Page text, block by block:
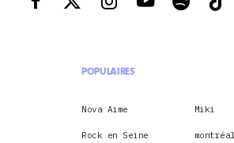
POPULAIRES
Nova Aime Miki
Rock en Seine montréal